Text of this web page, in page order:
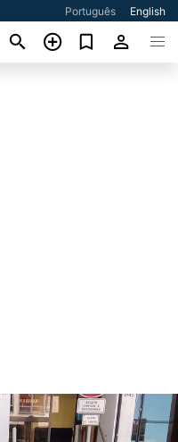
Português English